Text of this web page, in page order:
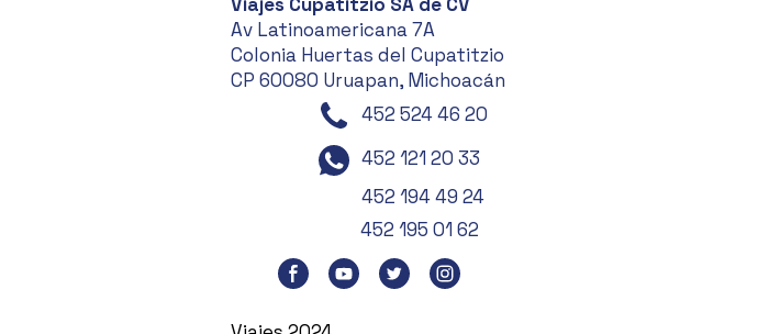
Av Latinoamericana 7A
Colonia Huertas del Cupatitzio
CP 60080 Uruapan, Michoacán
452 524 46 20
452 121 20 33
452 194 49 24
452 195 01 62